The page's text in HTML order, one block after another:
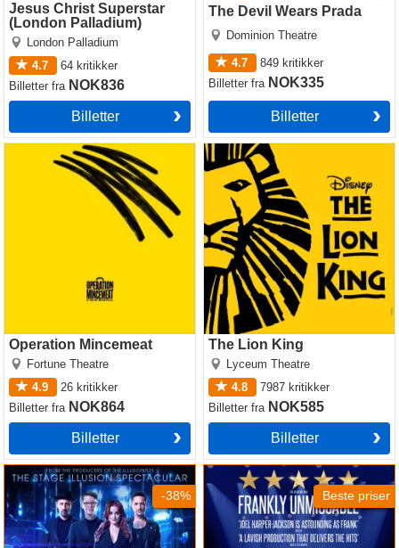
Jesus Christ Superstar
(London Palladium)
London Palladium
4.7
64 kritikker
Billetterfra NOK836
Billetter
The Devil Wears Prada
Dominion Theatre
4.7 849 kritikker
Billetterfra NOK335
Billetter
Operation Mincemeat
Fortune Theatre
4.9
26 kritikker
Billetterfra NOK864
Billetter
Operation Mincemeat
The Lion King
Lyceum Theatre
4.8
7987 kritikker
Billetterfra NOK585
Billetter
The Lion King
-38%
Now You See Me
Beste priser
Sinatra the Musical